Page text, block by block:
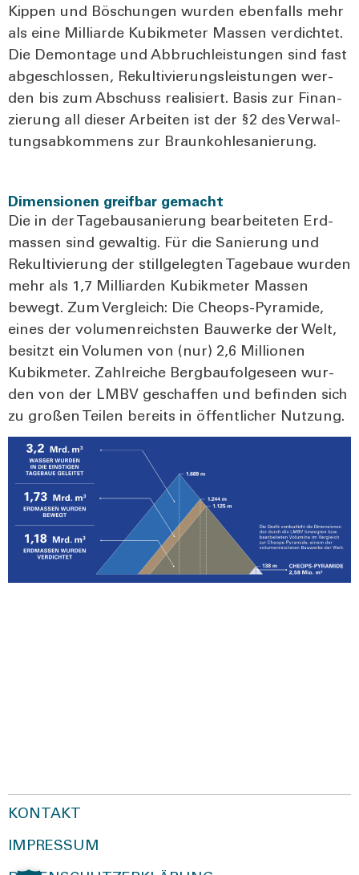
Kip­pen und Böschun­gen wur­den eben­falls mehr
als eine Mil­li­ar­de Kubik­me­ter Mas­sen ver­dich­tet.
Die Demon­ta­ge und Abbruch­leis­tun­gen sind fast
abge­schlos­sen, Rekul­ti­vie­rungs­leis­tun­gen wer­
den bis zum Abschuss rea­li­siert. Basis zur Finan­
zie­rung all die­ser Arbei­ten ist der §2 des Ver­wal­
tungs­ab­kom­mens zur Braun­koh­le­sa­nie­rung.
Dimensionen greifbar gemacht
Die in der Tage­bau­sa­nie­rung bear­bei­te­ten Erd­
mas­sen sind gewal­tig. Für die Sanie­rung und
Rekul­ti­vie­rung der still­ge­leg­ten Tage­baue wur­den
mehr als 1,7 Mil­li­ar­den Kubik­me­ter Mas­sen
bewegt. Zum Ver­gleich: Die Che­ops-Pyra­mi­de,
eines der volu­men­reichs­ten Bau­wer­ke der Welt,
besitzt ein Volu­men von (nur) 2,6 Mil­lio­nen
Kubik­me­ter. Zahl­rei­che Berg­bau­fol­ge­seen wur­
den von der LMBV geschaf­fen und befin­den sich
zu gro­ßen Tei­len bereits in öffent­li­cher Nut­zung.
GROES­SEN­VER­GLEICH-MAS­SEN­BE­WE­
GUNG-CHE­OPS-PYRA­MI­DE
KONTAKT
IMPRESSUM